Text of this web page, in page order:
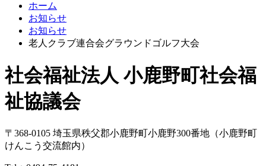
ホーム
お知らせ
お知らせ
老人クラブ連合会グラウンドゴルフ大会
社会福祉法人 小鹿野町社会福
祉協議会
〒368-0105 埼玉県秩父郡小鹿野町小鹿野300番地 （小鹿野町
けんこう交流館内）